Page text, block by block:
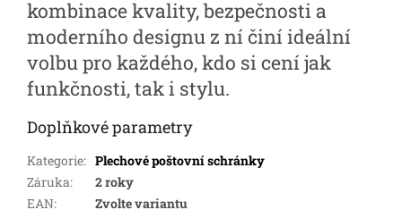
kombinace kvality, bezpečnosti a
moderního designu z ní činí ideální
volbu pro každého, kdo si cení jak
funkčnosti, tak i stylu.
Doplňkové parametry
Kategorie: Plechové poštovní schránky
Záruka:
2 roky
EAN:
Zvolte variantu